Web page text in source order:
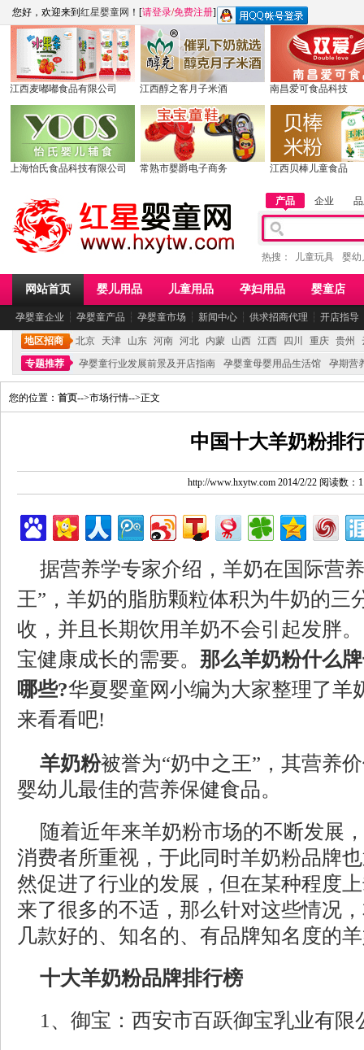
您好，欢迎来到 红星婴童网 ！[请登录/免费注册]
江西麦嘟嘟食品有限公司 江西醇之客月子米酒 南昌爱可食品科技
上海怡氏食品科技有限公司 常熟市婴爵电子商务 江西贝棒儿童食品
产品 企业
热搜： 儿童玩具 婴幼
网站首页 婴儿用品 儿童用品 孕妇用品 婴童店
孕婴童企业 ┆ 孕婴童产品 ┆ 孕婴童市场 ┆ 新闻中心 ┆ 供求招商代理 ┆ 开店指导
地区招商 北京 天津 山东 河南 河北 内蒙 山西 江西 四川 重庆 贵州
专题推荐
孕婴童行业发展前景及开店指南 孕婴童母婴用品生活馆 孕期营
您的位置： 首页-->市场行情-->正文
中国十大羊奶粉排
http://www.hxytw.com 2014/2/22 阅读数：
据营养学专家介绍，羊奶在国际营
王”，羊奶的脂肪颗粒体积为牛奶的三
收，并且长期饮用羊奶不会引起发胖
宝健康成长的需要。 那么羊奶粉什么
哪些?华夏婴童网小编为大家整理了羊
来看看吧!
羊奶粉被誉为“奶中之王”，其营养
婴幼儿最佳的营养保健食品。
随着近年来羊奶粉市场的不断发展
消费者所重视，于此同时羊奶粉品牌
然促进了行业的发展，但在某种程度
来了很多的不适，那么针对这些情况
几款好的、知名的、有品牌知名度的
十大羊奶粉品牌排行榜
1、御宝：西安市百跃御宝乳业有限